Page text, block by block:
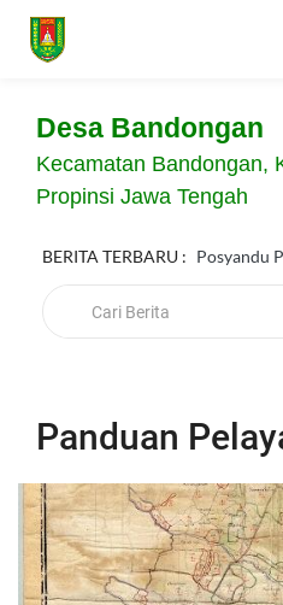
Desa Bandongan
Kecamatan Bandongan,
Propinsi Jawa Tengah
BERITA TERBARU : Posyandu
Panduan